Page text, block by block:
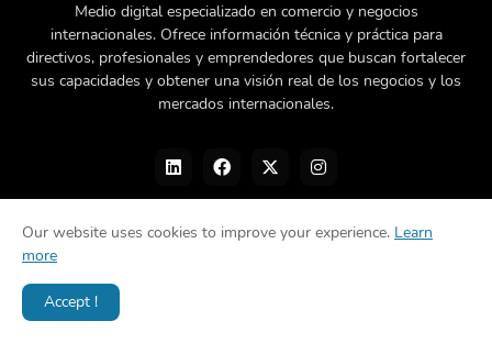
Medio digital especializado en comercio y negocios
internacionales. Ofrece información técnica y práctica para
directivos, profesionales y emprendedores que buscan fortalecer
sus capacidades y obtener una visión real de los negocios y los
mercados internacionales.
Diseñado por -
Our website uses cookies to improve your experience. Learn
more
Accept !